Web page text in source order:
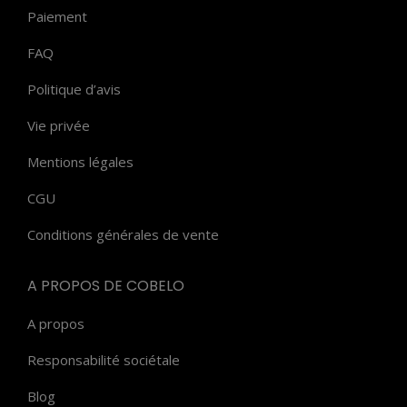
Paiement
FAQ
Politique d’avis
Vie privée
Mentions légales
CGU
Conditions générales de vente
A PROPOS DE COBELO
A propos
Responsabilité sociétale
Blog